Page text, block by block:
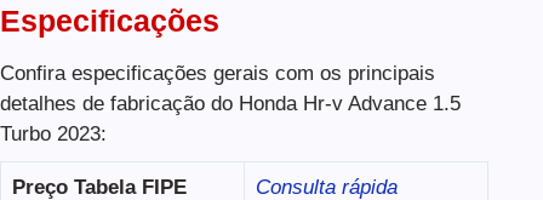
Especificações
Confira especificações gerais com os principais
detalhes de fabricação do Honda Hr-v Advance 1.5
Turbo 2023:
Preço Tabela FIPE Consulta rápida